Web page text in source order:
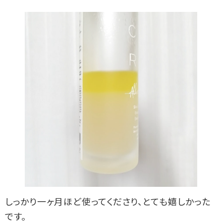
しっかり一ヶ月ほど使ってくださり、とても嬉しかった
です。